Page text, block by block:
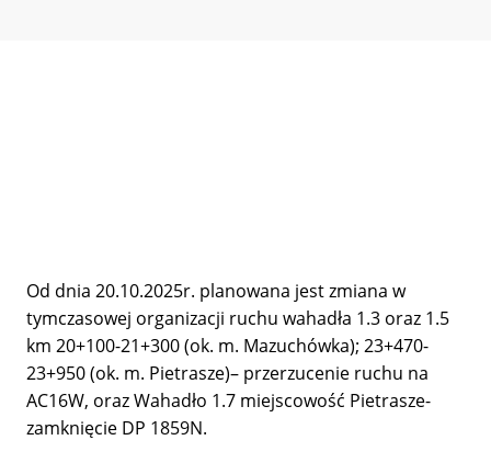
Od dnia 20.10.2025r. planowana jest zmiana w
tymczasowej organizacji ruchu wahadła 1.3 oraz 1.5
km 20+100-21+300 (ok. m. Mazuchówka); 23+470-
23+950 (ok. m. Pietrasze)– przerzucenie ruchu na
AC16W, oraz Wahadło 1.7 miejscowość Pietrasze-
zamknięcie DP 1859N.